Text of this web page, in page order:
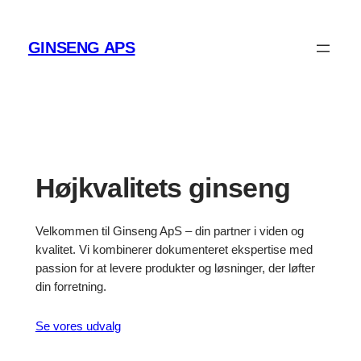
indholdGINSENG APS
Højkvalitets ginseng
Velkommen til Ginseng ApS – din partner i viden og
kvalitet. Vi kombinerer dokumenteret ekspertise med
passion for at levere produkter og løsninger, der løfter
din forretning.
Se vores udvalg